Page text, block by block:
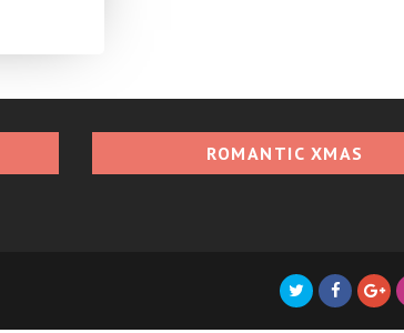
ROMANTIC XMAS